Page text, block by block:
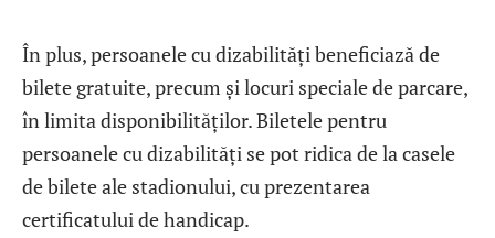
În plus, persoanele cu dizabilități beneficiază de
bilete gratuite, precum și locuri speciale de parcare,
în limita disponibilităților. Biletele pentru
persoanele cu dizabilități se pot ridica de la casele
de bilete ale stadionului, cu prezentarea
certificatului de handicap.